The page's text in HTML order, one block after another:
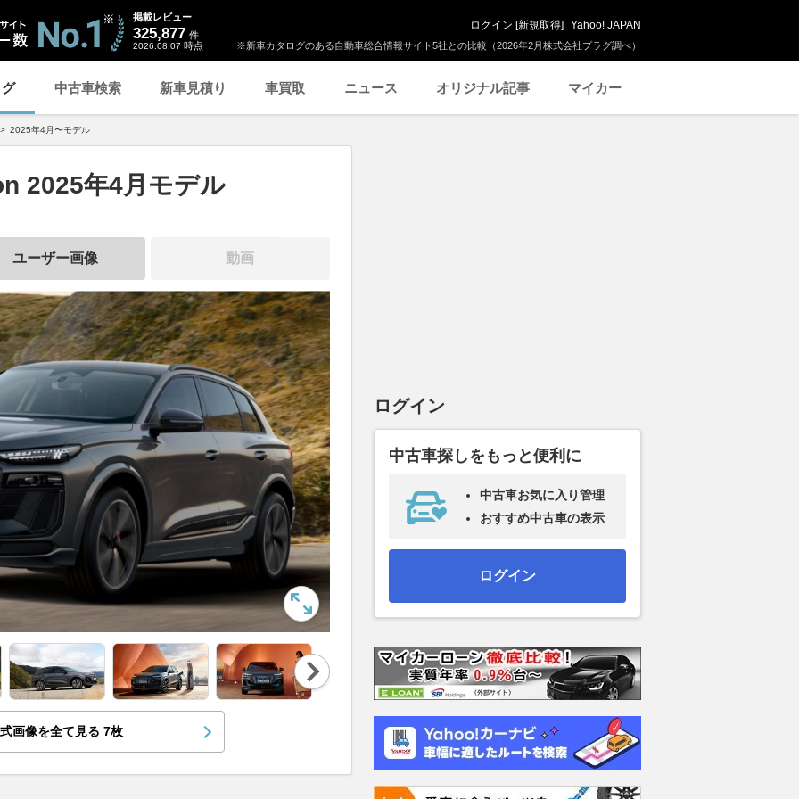
※新車カタログのある自動車総合情報サイト5社との比較（2026年2月株式会社プラグ調べ）
掲載レビュー
325,877 件
2026.08.07 時点
ログイン [新規取得] Yahoo! JAPAN
中古車検索 新車見積り 車買取 ニュース オリジナル記事 マイカー
2025年4月〜モデル
2025年4月モデル
ユーザー画像 動画
Nex
t
画像を全て見る 7枚
ログイン
中古車探しをもっと便利に
中古車お気に入り管理
おすすめ中古車の表示
ログイン